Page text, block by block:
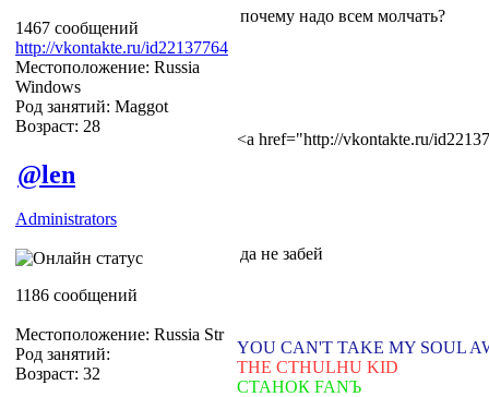
1467 сообщений
http://vkontakte.ru/id22137764
Местоположение: Russia
Windows
Род занятий: Maggot
Возраст: 28
почему надо всем молчать?
<a href="http://vkontakte.ru/
@len
Administrators
1186 сообщений
Местоположение: Russia Str
Род занятий:
Возраст: 32
да не забей
YOU CAN'T TAKE MY SOUL
THE CTHULHU KID
СТАНОК FANЪ